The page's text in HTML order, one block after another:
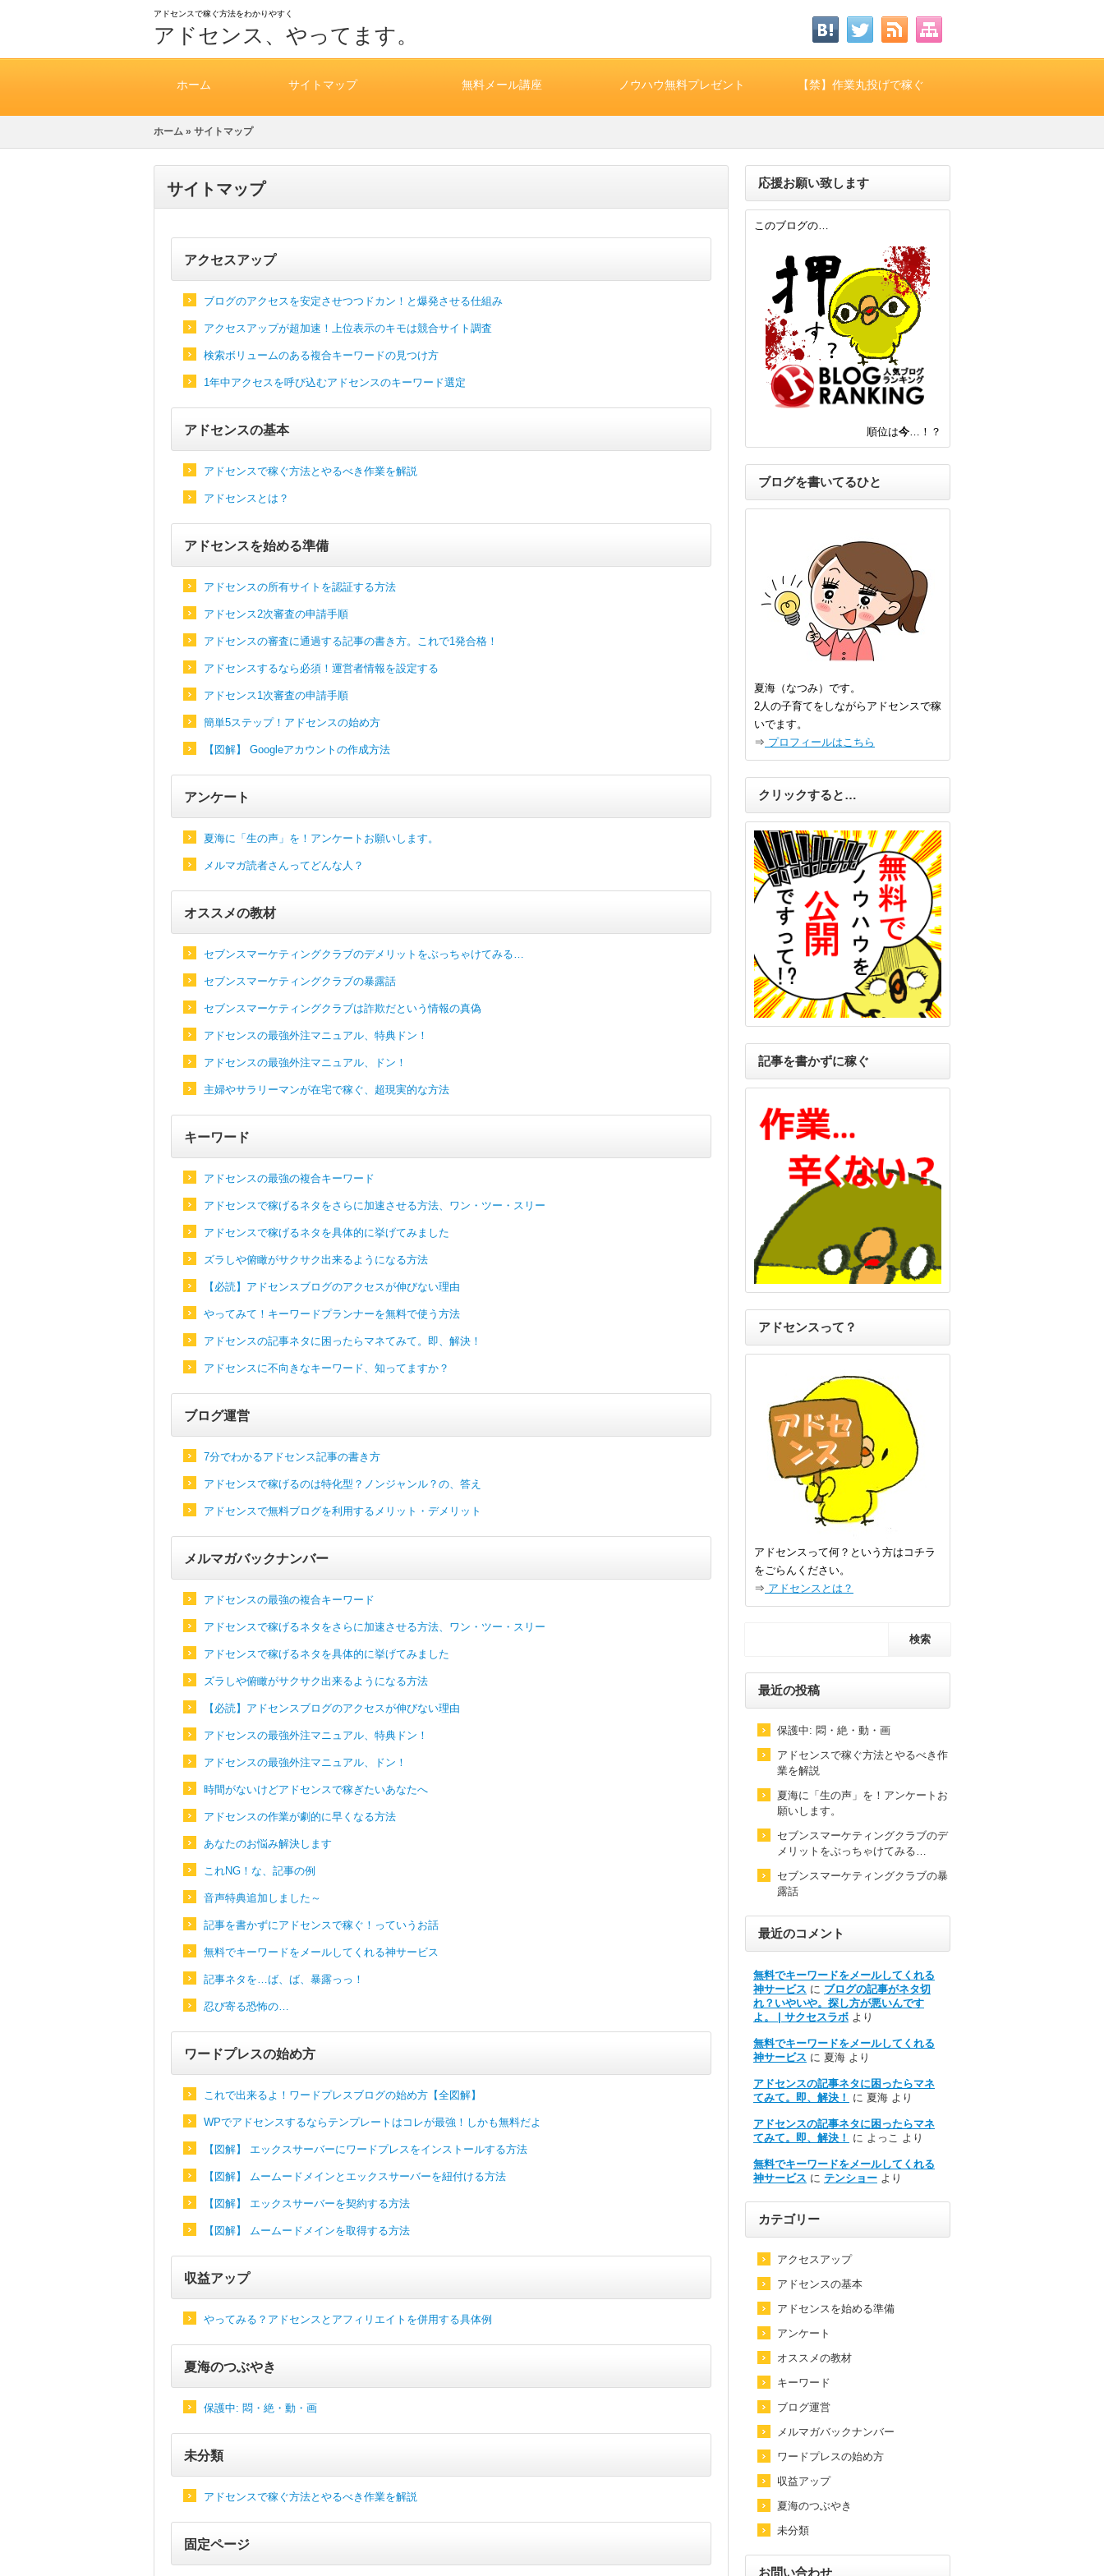
アドセンスで稼ぐ方法をわかりやすく
アドセンス、やってます。
ホーム サイトマップ 無料メール講座 ノウハウ無料プレゼント 【禁】作業丸投げで稼ぐ
ホーム » サイトマップ
サイトマップ
アクセスアップ
ブログのアクセスを安定させつつドカン！と爆発させる仕組み
アクセスアップが超加速！上位表示のキモは競合サイト調査
検索ボリュームのある複合キーワードの見つけ方
1年中アクセスを呼び込むアドセンスのキーワード選定
アドセンスの基本
アドセンスで稼ぐ方法とやるべき作業を解説
アドセンスとは？
アドセンスを始める準備
アドセンスの所有サイトを認証する方法
アドセンス2次審査の申請手順
アドセンスの審査に通過する記事の書き方。これで1発合格！
アドセンスするなら必須！運営者情報を設定する
アドセンス1次審査の申請手順
簡単5ステップ！アドセンスの始め方
【図解】 Googleアカウントの作成方法
アンケート
夏海に「生の声」を！アンケートお願いします。
メルマガ読者さんってどんな人？
オススメの教材
セブンスマーケティングクラブのデメリットをぶっちゃけてみる…
セブンスマーケティングクラブの暴露話
セブンスマーケティングクラブは詐欺だという情報の真偽
アドセンスの最強外注マニュアル、特典ドン！
アドセンスの最強外注マニュアル、ドン！
主婦やサラリーマンが在宅で稼ぐ、超現実的な方法
キーワード
アドセンスの最強の複合キーワード
アドセンスで稼げるネタをさらに加速させる方法、ワン・ツー・スリー
アドセンスで稼げるネタを具体的に挙げてみました
ズラしや俯瞰がサクサク出来るようになる方法
【必読】アドセンスブログのアクセスが伸びない理由
やってみて！キーワードプランナーを無料で使う方法
アドセンスの記事ネタに困ったらマネてみて。即、解決！
アドセンスに不向きなキーワード、知ってますか？
ブログ運営
7分でわかるアドセンス記事の書き方
アドセンスで稼げるのは特化型？ノンジャンル？の、答え
アドセンスで無料ブログを利用するメリット・デメリット
メルマガバックナンバー
アドセンスの最強の複合キーワード
アドセンスで稼げるネタをさらに加速させる方法、ワン・ツー・スリー
アドセンスで稼げるネタを具体的に挙げてみました
ズラしや俯瞰がサクサク出来るようになる方法
【必読】アドセンスブログのアクセスが伸びない理由
アドセンスの最強外注マニュアル、特典ドン！
アドセンスの最強外注マニュアル、ドン！
時間がないけどアドセンスで稼ぎたいあなたへ
アドセンスの作業が劇的に早くなる方法
あなたのお悩み解決します
これNG！な、記事の例
音声特典追加しました～
記事を書かずにアドセンスで稼ぐ！っていうお話
無料でキーワードをメールしてくれる神サービス
記事ネタを…ば、ば、暴露っっ！
忍び寄る恐怖の…
ワードプレスの始め方
これで出来るよ！ワードプレスブログの始め方【全図解】
WPでアドセンスするならテンプレートはコレが最強！しかも無料だよ
【図解】 エックスサーバーにワードプレスをインストールする方法
【図解】 ムームードメインとエックスサーバーを紐付ける方法
【図解】 エックスサーバーを契約する方法
【図解】 ムームードメインを取得する方法
収益アップ
やってみる？アドセンスとアフィリエイトを併用する具体例
夏海のつぶやき
保護中: 悶・絶・動・画
未分類
アドセンスで稼ぐ方法とやるべき作業を解説
固定ページ
応援お願い致します
このブログの…
順位は今…！？
ブログを書いてるひと
夏海（なつみ）です。
2人の子育てをしながらアドセンスで稼
いでます。
⇒ プロフィールはこちら
クリックすると…
記事を書かずに稼ぐ
アドセンスって？
アドセンスって何？という方はコチラ
をごらんください。
⇒ アドセンスとは？
最近の投稿
保護中: 悶・絶・動・画
アドセンスで稼ぐ方法とやるべき作
業を解説
夏海に「生の声」を！アンケートお
願いします。
セブンスマーケティングクラブのデ
メリットをぶっちゃけてみる…
セブンスマーケティングクラブの暴
露話
最近のコメント
無料でキーワードをメールしてくれる
神サービス に ブログの記事がネタ切
れ？いやいや。探し方が悪いんです
よ。 | サクセスラボ より
無料でキーワードをメールしてくれる
神サービス に 夏海 より
アドセンスの記事ネタに困ったらマネ
てみて。即、解決！
に 夏海 より
アドセンスの記事ネタに困ったらマネ
てみて。即、解決！
に よっこ より
無料でキーワードをメールしてくれる
神サービス に テンショー より
カテゴリー
アクセスアップ
アドセンスの基本
アドセンスを始める準備
アンケート
オススメの教材
キーワード
ブログ運営
メルマガバックナンバー
ワードプレスの始め方
収益アップ
夏海のつぶやき
未分類
お問い合わせ